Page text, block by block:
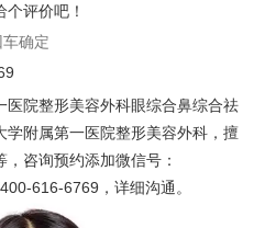
个评价吧！
医院整形美容外科眼综合鼻综合祛
学附属第一医院整形美容外科，擅
咨询预约添加微信号：
616-6769，详细沟通。